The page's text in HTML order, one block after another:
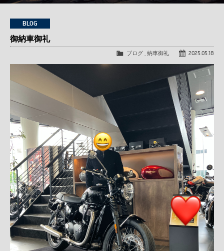
店舗情報
採用情報
TRIUMPH OFFICIAL SITE
LINE FacebookInstagram
X
BLOG
御納車御礼
2025.05.18
ブログ ,納車御礼